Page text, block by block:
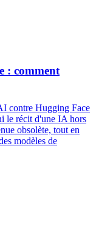
: comment
contre Hugging Face
le récit d'une IA hors
obsolète, tout en
modèles de